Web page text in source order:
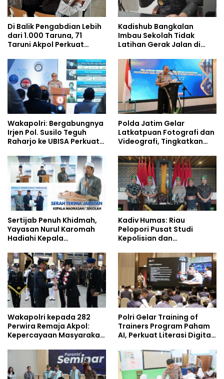
Di Balik Pengabdian Lebih
dari 1.000 Taruna, 71
Taruni Akpol Perkuat
Siswa Sekolah Rakyat
Kadishub Bangkalan
Imbau Sekolah Tidak
Latihan Gerak Jalan di
Wakapolri: Bergabungnya
Irjen Pol. Susilo Teguh
Raharjo ke UBISA Perkuat
Studi Kepolisian
Polda Jatim Gelar
Latkatpuan Fotografi dan
Videografi, Tingkatkan
Era Digital
Sertijab Penuh Khidmah,
Yayasan Nurul Karomah
Hadiahi Kepala
Umrah
Kadiv Humas: Riau
Pelopori Pusat Studi
Kepolisian dan
Policing Masuki Babak
Wakapolri kepada 282
Perwira Remaja Akpol:
Kepercayaan Masyarakat
Polri Gelar Training of
Trainers Program Paham
AI, Perkuat Literasi Digital